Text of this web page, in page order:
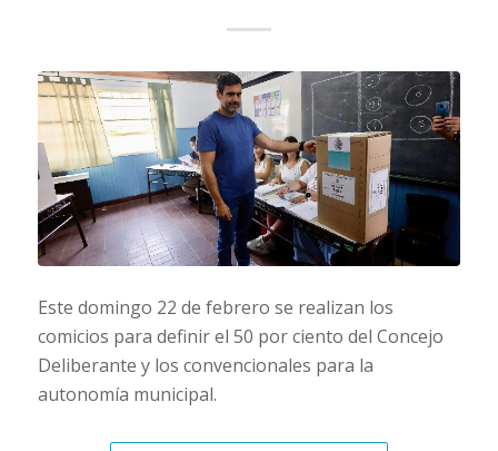
Este domingo 22 de febrero se realizan los
comicios para definir el 50 por ciento del Concejo
Deliberante y los convencionales para la
autonomía municipal.